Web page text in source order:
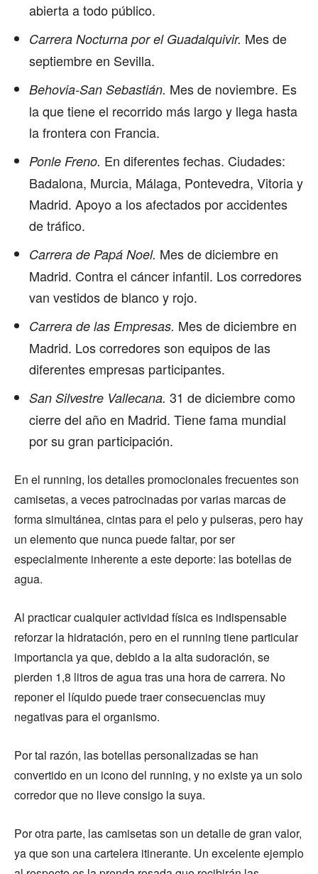
abierta a todo público.
Carrera Nocturna por el Guadalquivir. Mes de
septiembre en Sevilla.
Behovia-San Sebastián. Mes de noviembre. Es
la que tiene el recorrido más largo y llega hasta
la frontera con Francia.
Ponle Freno. En diferentes fechas. Ciudades:
Badalona, Murcia, Málaga, Pontevedra, Vitoria y
Madrid. Apoyo a los afectados por accidentes
de tráfico.
Carrera de Papá Noel. Mes de diciembre en
Madrid. Contra el cáncer infantil. Los corredores
van vestidos de blanco y rojo.
Carrera de las Empresas. Mes de diciembre en
Madrid. Los corredores son equipos de las
diferentes empresas participantes.
San Silvestre Vallecana. 31 de diciembre como
cierre del año en Madrid. Tiene fama mundial
por su gran participación.
En el running, los detalles promocionales frecuentes son
camisetas, a veces patrocinadas por varias marcas de
forma simultánea, cintas para el pelo y pulseras, pero hay
un elemento que nunca puede faltar, por ser
especialmente inherente a este deporte: las botellas de
agua.
Al practicar cualquier actividad física es indispensable
reforzar la hidratación, pero en el running tiene particular
importancia ya que, debido a la alta sudoración, se
pierden 1,8 litros de agua tras una hora de carrera. No
reponer el líquido puede traer consecuencias muy
negativas para el organismo.
Por tal razón, las botellas personalizadas se han
convertido en un icono del running, y no existe ya un solo
corredor que no lleve consigo la suya.
Por otra parte, las camisetas son un detalle de gran valor,
ya que son una cartelera itinerante. Un excelente ejemplo